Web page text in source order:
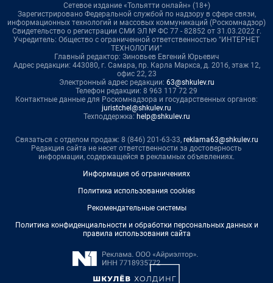
Сетевое издание «Тольятти онлайн» (18+)
Зарегистрировано Федеральной службой по надзору в сфере связи,
информационных технологий и массовых коммуникаций (Роскомнадзор)
Свидетельство о регистрации СМИ ЭЛ № ФС 77 - 82852 от 31.03.2022 г.
Учредитель: Общество с ограниченной ответственностью "ИНТЕРНЕТ
ТЕХНОЛОГИИ"
Главный редактор: Зиновьев Евгений Юрьевич
Адрес редакции: 443080, г. Самара, пр. Карла Маркса, д. 201б, этаж 12,
офис 22, 23
Электронный адрес редакции: 63@shkulev.ru
Телефон редакции: 8 963 117 72 29
Контактные данные для Роскомнадзора и государственных органов:
juristchel@shkulev.ru
Техподдержка: help@shkulev.ru
Связаться с отделом продаж: 8 (846) 201-63-33, reklama63@shkulev.ru
Редакция сайта не несет ответственности за достоверность
информации, содержащейся в рекламных объявлениях.
Информация об ограничениях
Политика использования cookies
Рекомендательные системы
Политика конфиденциальности и обработки персональных данных и
правила использования сайта